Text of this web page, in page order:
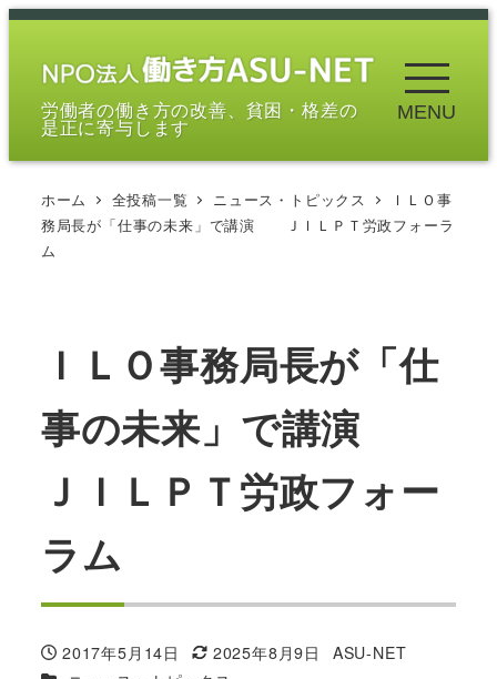
メ
労働者の働き方の改善、貧困・格差の
是正に寄与します
MENU
ホーム 全投稿一覧 ニュース・トピックス
ＩＬＯ事
務局長が「仕事の未来」で講演 ＪＩＬＰＴ労政フォーラ
ム
ＩＬＯ事務局長が「仕
事の未来」で講演
ＪＩＬＰＴ労政フォー
ラム
投稿日
2017年5月14日
更新日
2025年8月9日
著
ASU-NET